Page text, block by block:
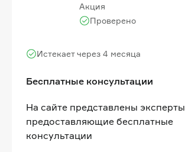
Акция
Бесплатные консультации
Истекает через 4 месяца
Проверено
На сайте представлены эксперты
предоставляющие бесплатные
консультации